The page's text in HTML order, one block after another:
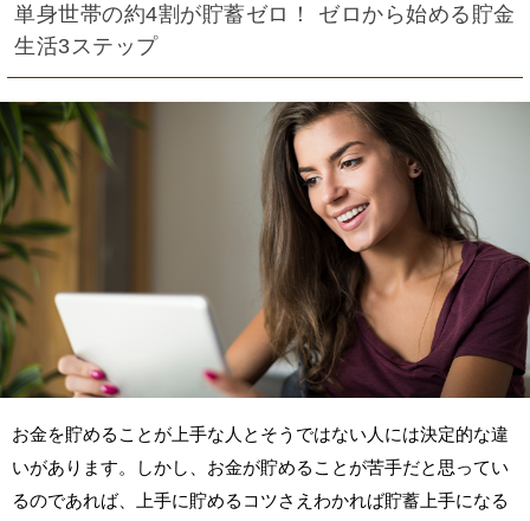
単身世帯の約4割が貯蓄ゼロ！ ゼロから始める貯金
生活3ステップ
お金を貯めることが上手な人とそうではない人には決定的な違
いがあります。しかし、お金が貯めることが苦手だと思ってい
るのであれば、上手に貯めるコツさえわかれば貯蓄上手になる